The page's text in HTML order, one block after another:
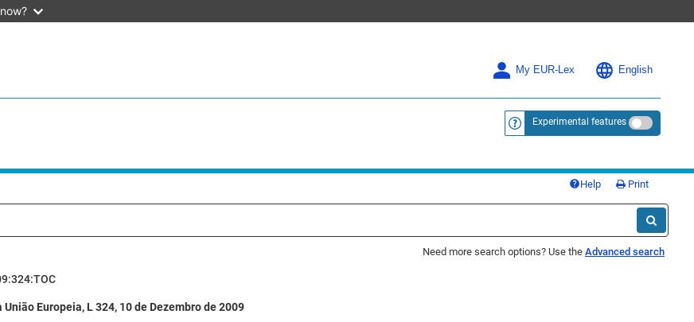
My EUR-Lex English
<a href="https://eur-lex.europa.eu/
Experimental features
Help Print
Need more search options? Use the Advanced search
Europeia, L 324, 10 de Dezembro de 2009